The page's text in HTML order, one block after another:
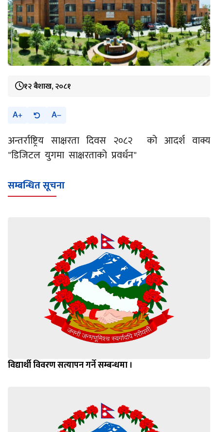
१२ बैशाख, २०८१
A A
अन्तर्राष्ट्रिय साक्षरता दिवस २०८२ को आदर्श वाक्य
"डिजिटल युगमा साक्षरताको प्रवर्धन"
सम्बन्धित सूचना
विद्यार्थी विवरण सत्यापन गर्ने सम्बन्धमा ।